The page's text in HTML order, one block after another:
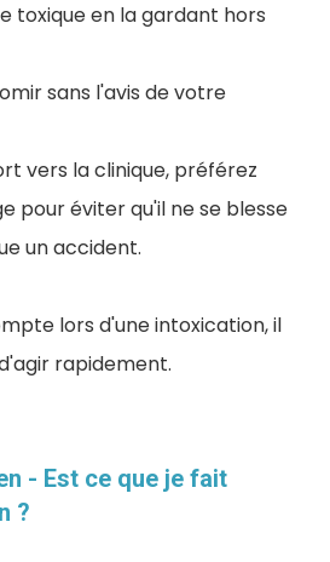
toxique en la gardant hors
sans l'avis de votre
vers la clinique, préférez
pour éviter qu'il ne se blesse
un accident.
lors d'une intoxication, il
rapidement.
- Est ce que je fait
?